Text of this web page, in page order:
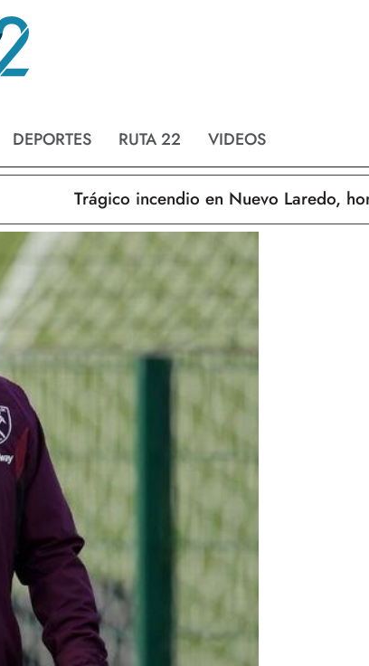
DEPORTES RUTA 22 VIDEOS
Trágico incendio en Nuevo Laredo,